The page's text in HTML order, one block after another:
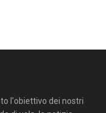
l'obiettivo dei nostri